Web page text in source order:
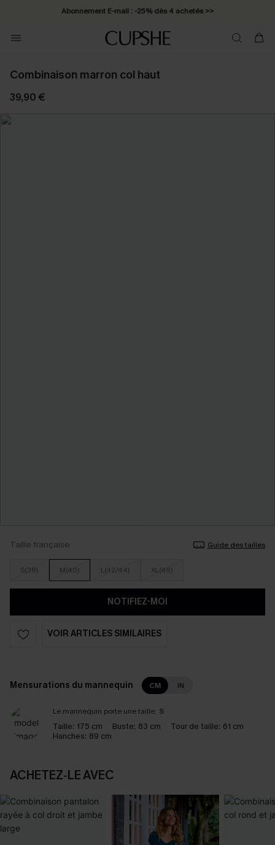
Abonnement E-mail : -25% dès 4 achetés >>
Combinaison marron col haut
39,90 €
Taille française Guide des tailles
S(38) M(40) L(42/44) XL(46)
NOTIFIEZ-MOI
VOIR ARTICLES SIMILAIRES
Mensurations du mannequin CM IN
Le mannequin porte une taille: S
Taille: 175 cm Buste: 83 cm Tour de taille: 61 cm
Hanches: 89 cm
ACHETEZ‑LE AVEC